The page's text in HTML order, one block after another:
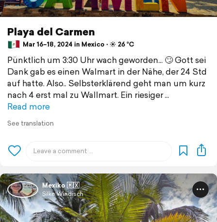
Playa del Carmen
Mar 16–18, 2024 in Mexico ⋅ ☀️ 26 °C
Pünktlich um 3:30 Uhr wach geworden... 🙄 Gott sei
Dank gab es einen Walmart in der Nähe, der 24 Std
auf hatte. Also.. Selbsterklärend geht man um kurz
nach 4 erst mal zu Wallmart. Ein riesiger
Read more
See translation
Mexiko 🇲🇽
Silke Windisch